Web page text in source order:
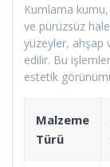
Kumlama
ve pürüzsüz
yüzeyler, ahşap
edilir. Bu
estetik
Malzeme
Türü